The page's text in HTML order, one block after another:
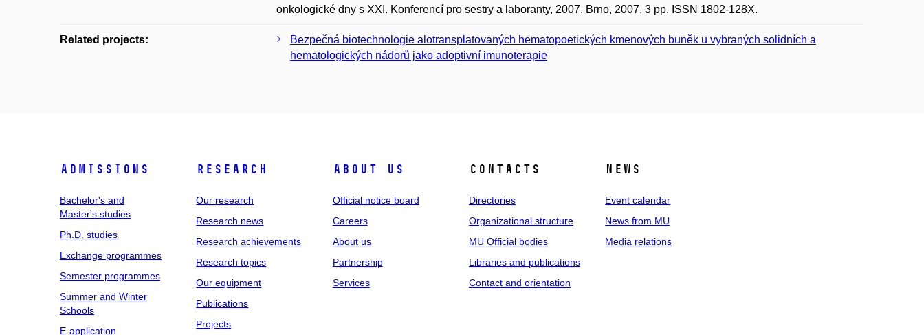
onkologické dny s XXI. Konferencí pro sestry a laboranty, 2007. Brno, 2007, 3 pp. ISSN 1802-128X.
Related projects:
Bezpečná biotechnologie alotransplatovaných hematopoetických kmenových buněk u vybraných solidních a
hematologických nádorů jako adoptivní imunoterapie
Admissions
Bachelor's and
Master's studies
Ph.D. studies
Exchange programmes
Semester programmes
Summer and Winter
Schools
E-application
Research
Our research
Research news
Research achievements
Research topics
Our equipment
Publications
Projects
About us
Official notice board
Careers
About us
Partnership
Services
Contacts
Directories
Organizational structure
MU Official bodies
Libraries and publications
Contact and orientation
News
Event calendar
News from MU
Media relations